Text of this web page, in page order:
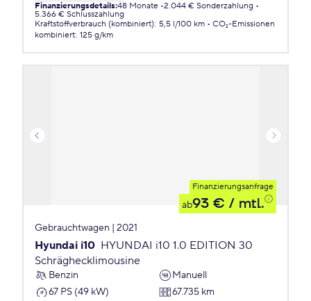
Finanzierungsdetails:48 Monate 2.044 € Sonderzahlung
5.366 € Schlusszahlung
Kraftstoffverbrauch (kombiniert): 5,5 l/100 km
CO₂-Emissionen
kombiniert: 125 g/km
Finanzierungsanfrage
ab93 € / mtl.
Gebrauchtwagen | 2021
Hyundai i10 HYUNDAI i10 1.0 EDITION 30
Schräghecklimousine
Benzin
Manuell
67 PS (49 kW)
67.735 km